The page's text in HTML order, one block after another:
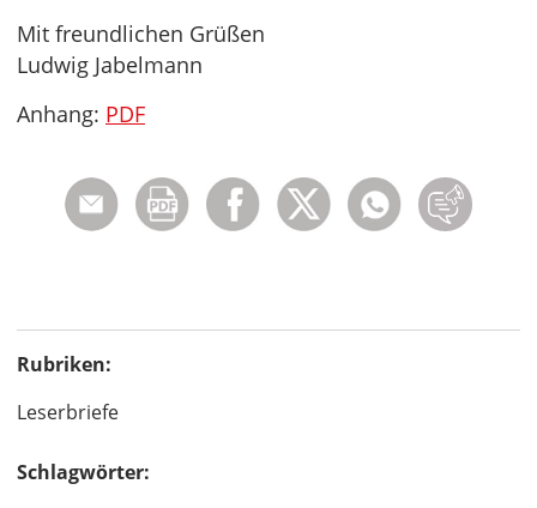
Mit freundlichen Grüßen
Ludwig Jabelmann
Anhang: PDF
Rubriken:
Leserbriefe
Schlagwörter: